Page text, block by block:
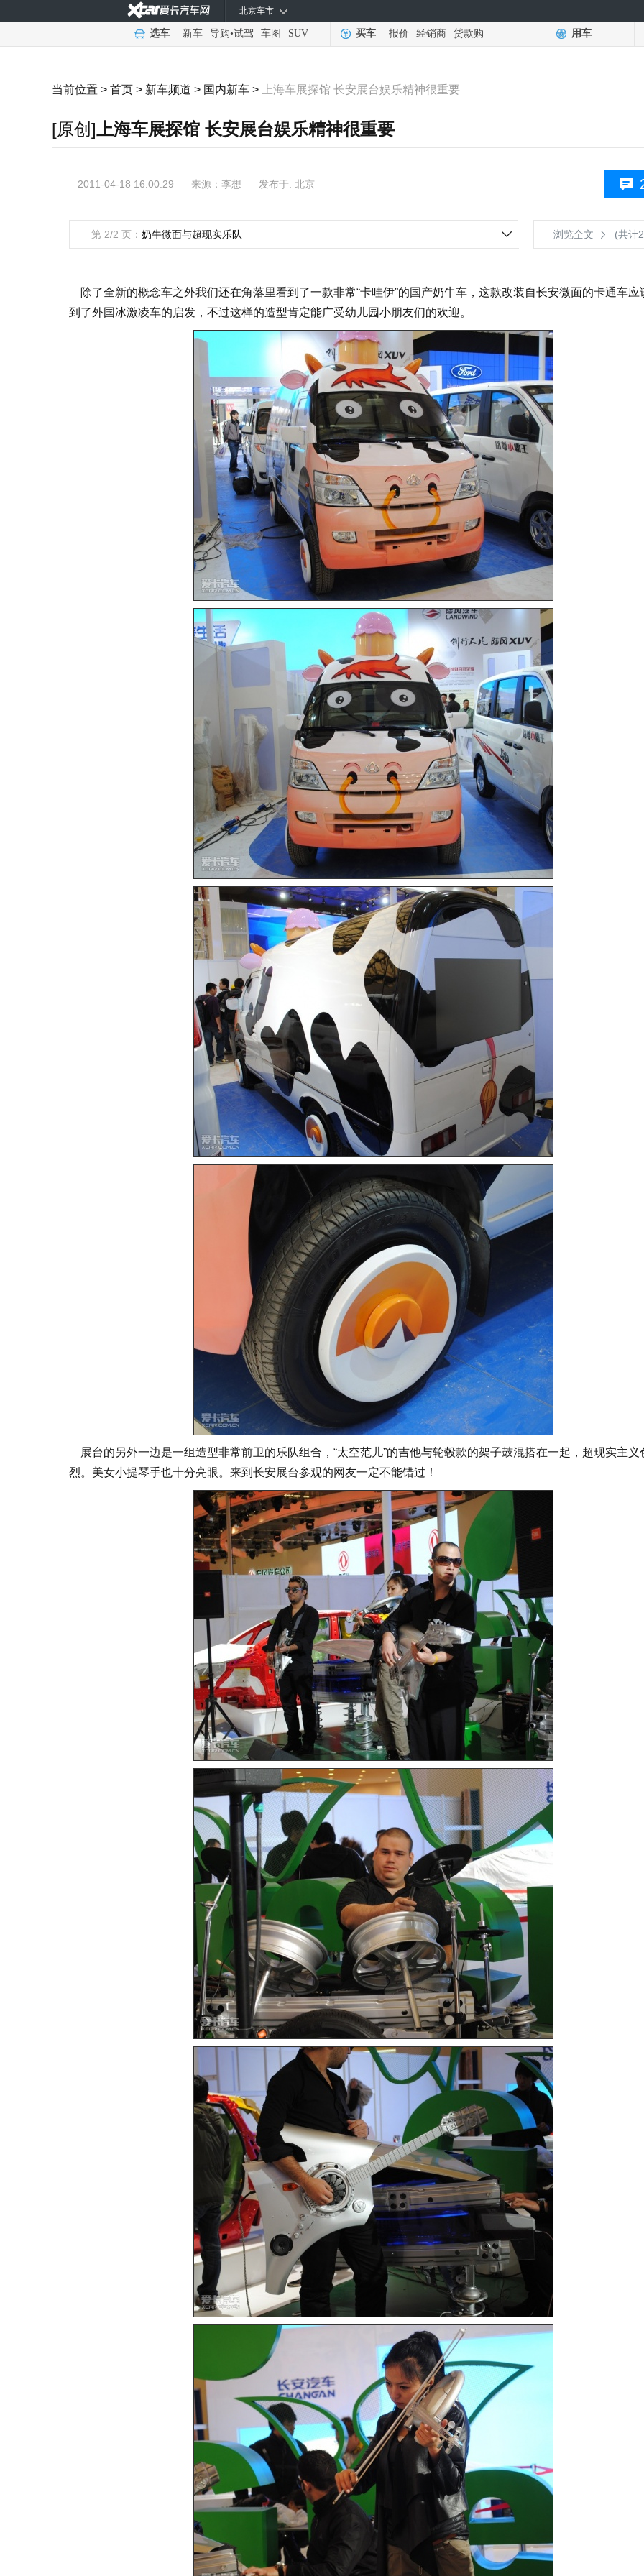
北京车市
选车 新车 导购•试驾 车图 SUV 买车 报价 经销商 贷款购 用车
当前位置 > 首页 > 新车频道 > 国内新车 > 上海车展探馆 长安展台娱乐精神很重要
[原创]上海车展探馆 长安展台娱乐精神很重要
2011-04-18 16:00:29 来源： 李想 发布于: 北京
第 2/2 页： 奶牛微面与超现实乐队 浏览全文 (共计
除了全新的概念车之外我们还在角落里看到了一款非常“卡哇伊”的国产奶牛车，这款改装自长安微面的卡通车应
到了外国冰激凌车的启发，不过这样的造型肯定能广受幼儿园小朋友们的欢迎。
展台的另外一边是一组造型非常前卫的乐队组合，“太空范儿”的吉他与轮毂款的架子鼓混搭在一起，超现实主义
烈。美女小提琴手也十分亮眼。来到长安展台参观的网友一定不能错过！